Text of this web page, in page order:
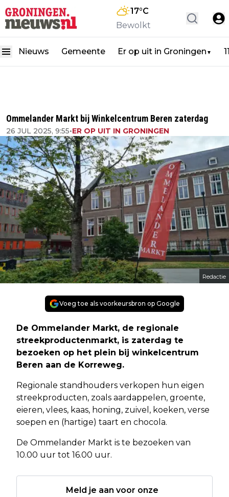
17°C
Bewolkt
Nieuws Gemeente Er op uit in Groningen ▼
Ommelander Markt bij Winkelcentrum Beren zaterdag
26 JUL 2025, 9:55•ER OP UIT IN GRONINGEN
Redactie
Voeg toe als voorkeursbron op Google
De Ommelander Markt, de regionale
streekproductenmarkt, is zaterdag te
bezoeken op het plein bij winkelcentrum
Beren aan de Korreweg.
Regionale standhouders verkopen hun eigen
streekproducten, zoals aardappelen, groente,
eieren, vlees, kaas, honing, zuivel, koeken, verse
soepen en (hartige) taart en chocola.
De Ommelander Markt is te bezoeken van
10.00 uur tot 16.00 uur.
Meld je aan voor onze